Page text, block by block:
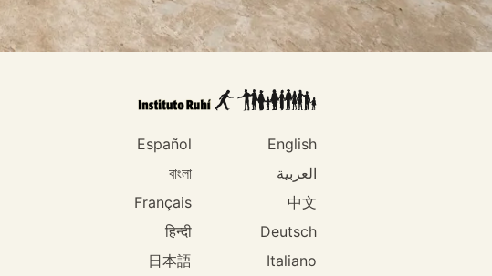
English
Español
العربية
বাংলা
中文
Français
Deutsch
हिन्दी
Italiano
日本語